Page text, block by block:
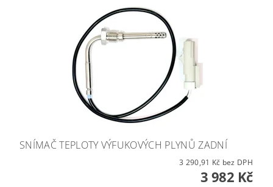
SNÍMAČ TEPLOTY VÝFUKOVÝCH PLYNŮ ZADNÍ
3 290,91 Kč bez DPH
3 982 Kč